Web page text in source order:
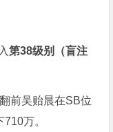
第38级别（盲注
前吴贻晨在SB位
万。